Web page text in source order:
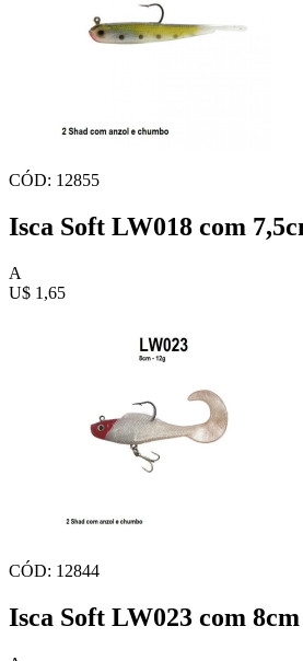
CÓD: 12855
Isca Soft LW018 com
A
U$ 1,65
CÓD: 12844
Isca Soft LW023 com